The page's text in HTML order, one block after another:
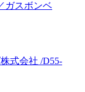
ガスボンベ
式会社 /D55-